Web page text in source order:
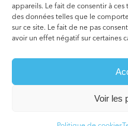
appareils. Le fait de consentir à
des données telles que le
sur ce site. Le fait de ne pas
avoir un effet négatif sur certaines
Voir les